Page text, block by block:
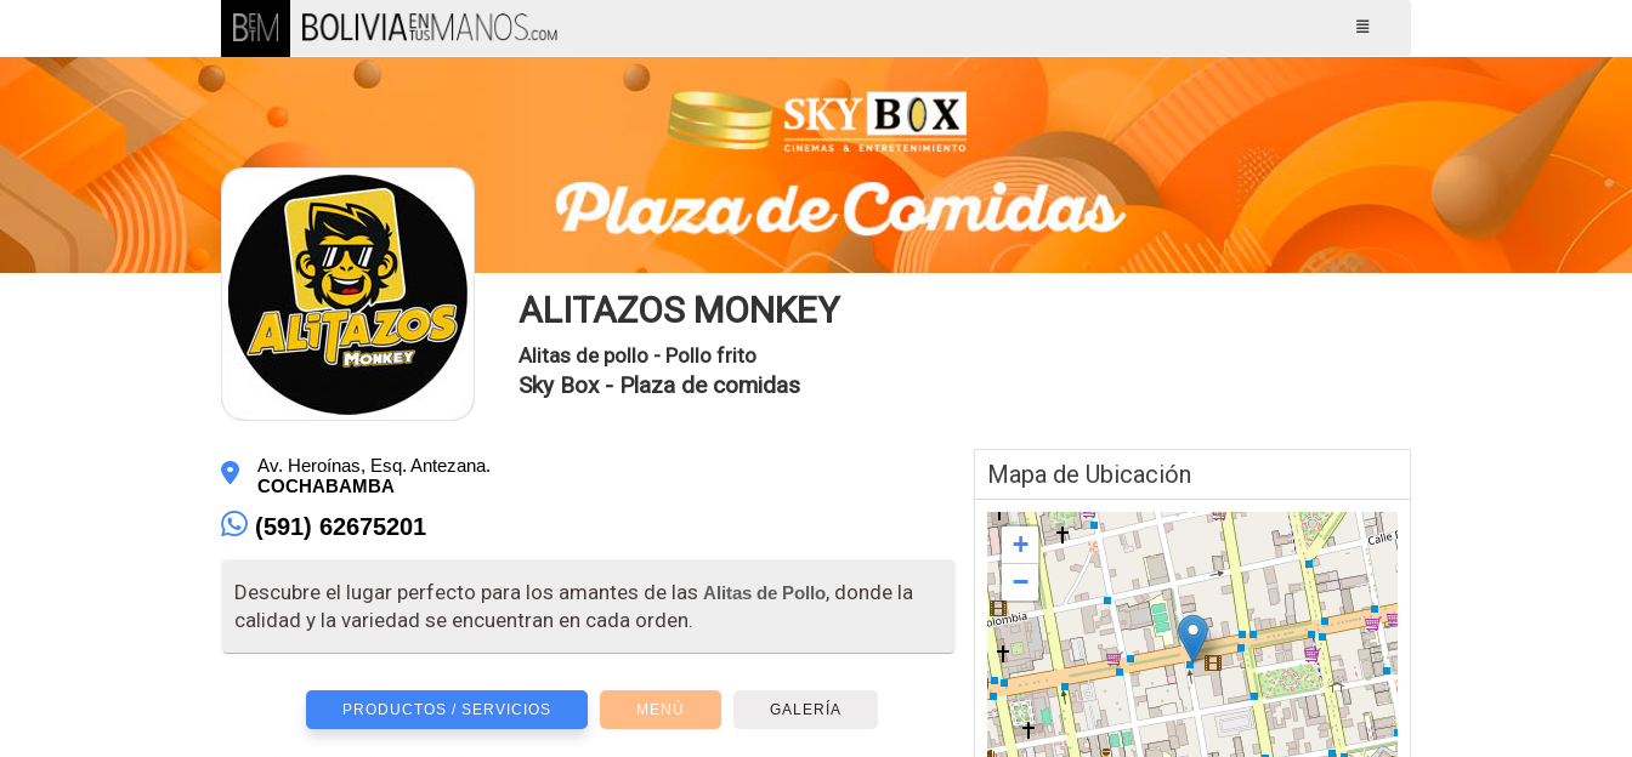
ALITAZOS MONKEY
Alitas de pollo - Pollo frito
Sky Box - Plaza de comidas
Av. Heroínas, Esq. Antezana.
COCHABAMBA
(591) 62675201
Descubre el lugar perfecto para los amantes de las Alitas de Pollo, donde la
calidad y la variedad se encuentran en cada orden.
PRODUCTOS / SERVICIOS MENÚ GALERÍA
Mapa de Ubicación
+
−